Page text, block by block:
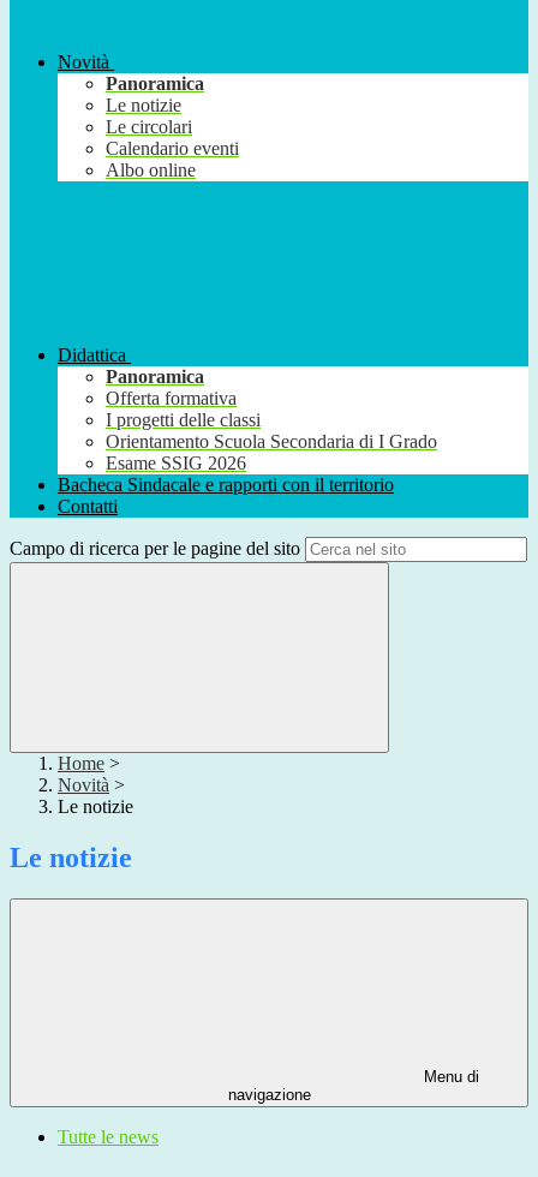
Novità
Panoramica
Le notizie
Le circolari
Calendario eventi
Albo online
Didattica
Panoramica
Offerta formativa
I progetti delle classi
Orientamento Scuola Secondaria di I Grado
Esame SSIG 2026
Bacheca Sindacale e rapporti con il territorio
Contatti
Campo di ricerca per le pagine del sito
Home >
Novità >
Le notizie
Le notizie
Menu di
navigazione
Tutte le news